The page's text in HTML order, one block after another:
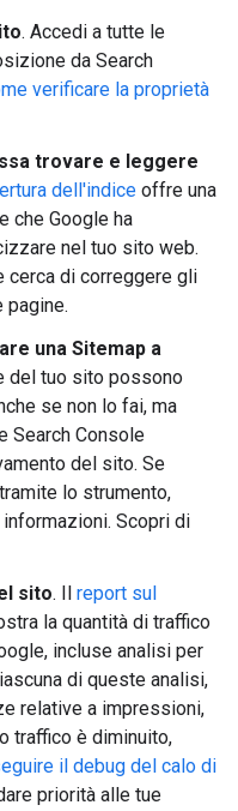
. Accedi a tutte le
da Search
verificare la proprietà
trovare e leggere
dell'indice offre una
che Google ha
nel tuo sito web.
cerca di correggere gli
pagine.
una Sitemap a
del tuo sito possono
se non lo fai, ma
Search Console
del sito. Se
lo strumento,
Scopri di
sito. Il report sul
la quantità di traffico
incluse analisi per
di queste analisi,
relative a impressioni,
traffico è diminuito,
il debug del calo di
priorità alle tue